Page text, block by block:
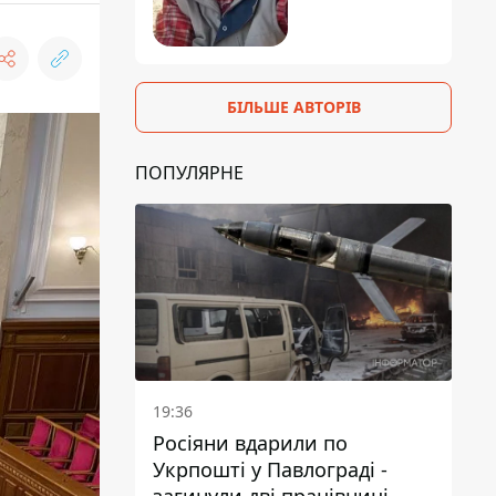
БІЛЬШЕ АВТОРІВ
ПОПУЛЯРНЕ
19:36
Росіяни вдарили по
Укрпошті у Павлограді -